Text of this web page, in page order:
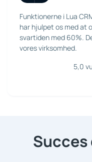
Funktionerne i Lua
har hjulpet os med at
svartiden med 60%.
vores virksomhed.
5,0